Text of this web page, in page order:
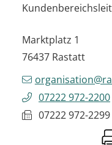
Marktplatz 1
76437 Rastatt
07222 972-2200
07222 972-2299